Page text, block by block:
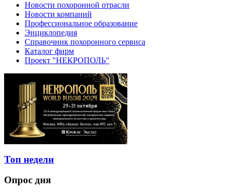
Новости похоронной отрасли
Новости компаний
Профессиональное образование
Энциклопедия
Справочник похоронного сервиса
Каталог фирм
Проект "НЕКРОПОЛЬ"
Топ недели
Опрос дня